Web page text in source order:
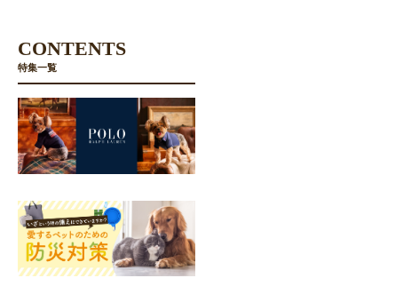
CONTENTS
特集一覧